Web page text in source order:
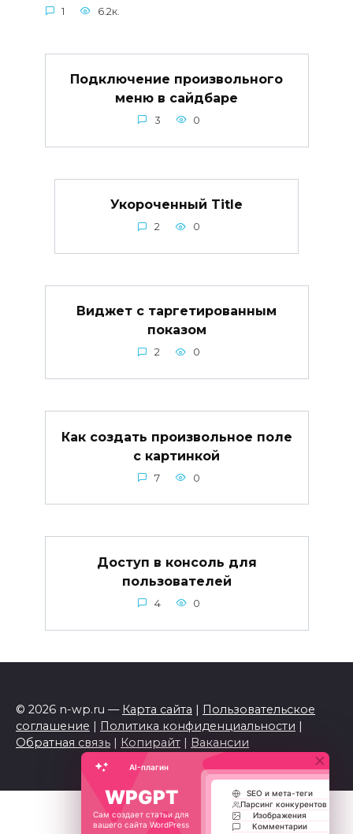
1 6.2к.
Подключение произвольного
меню в сайдбаре
3 0
Укороченный Title
2 0
Виджет с таргетированным
показом
2 0
Как создать произвольное поле
с картинкой
7 0
Доступ в консоль для
пользователей
4 0
© 2026 n-wp.ru — Карта сайта | Пользовательское
соглашение | Политика конфиденциальности |
Обратная связь | Копирайт | Вакансии
×
AI-плагин
WPGPT
Сам создает статьи для
вашего сайта WordPress
SEO и мета-теги
Парсинг конкурентов
Изображения
Комментарии